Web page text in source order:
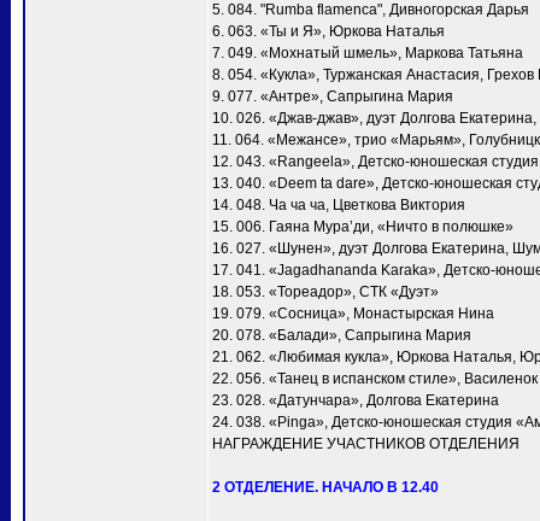
5. 084. "Rumba flamenca", Дивногорская Дарья
6. 063. «Ты и Я», Юркова Наталья
7. 049. «Мохнатый шмель», Маркова Татьяна
8. 054. «Кукла», Туржанская Анастасия, Грехов
9. 077. «Антре», Сапрыгина Мария
10. 026. «Джав-джав», дуэт Долгова
11. 064. «Межансе», трио «Марьям»,
12. 043. «Rangeela», Детско-юношеская
13. 040. «Deem ta dare», Детско-юношеская
14. 048. Ча ча ча, Цветкова Виктория
15. 006. Гаяна Мура’ди, «Ничто в полюшке»
16. 027. «Шунен», дуэт Долгова Екатерина,
17. 041. «Jagadhananda Karaka», Детско-
18. 053. «Тореадор», СТК «Дуэт»
19. 079. «Сосница», Монастырская Нина
20. 078. «Балади», Сапрыгина Мария
21. 062. «Любимая кукла», Юркова Наталья,
22. 056. «Танец в испанском стиле»,
23. 028. «Датунчара», Долгова Екатерина
24. 038. «Pinga», Детско-юношеская студия
НАГРАЖДЕНИЕ УЧАСТНИКОВ ОТДЕЛЕНИЯ
2 ОТДЕЛЕНИЕ. НАЧАЛО В 12.40